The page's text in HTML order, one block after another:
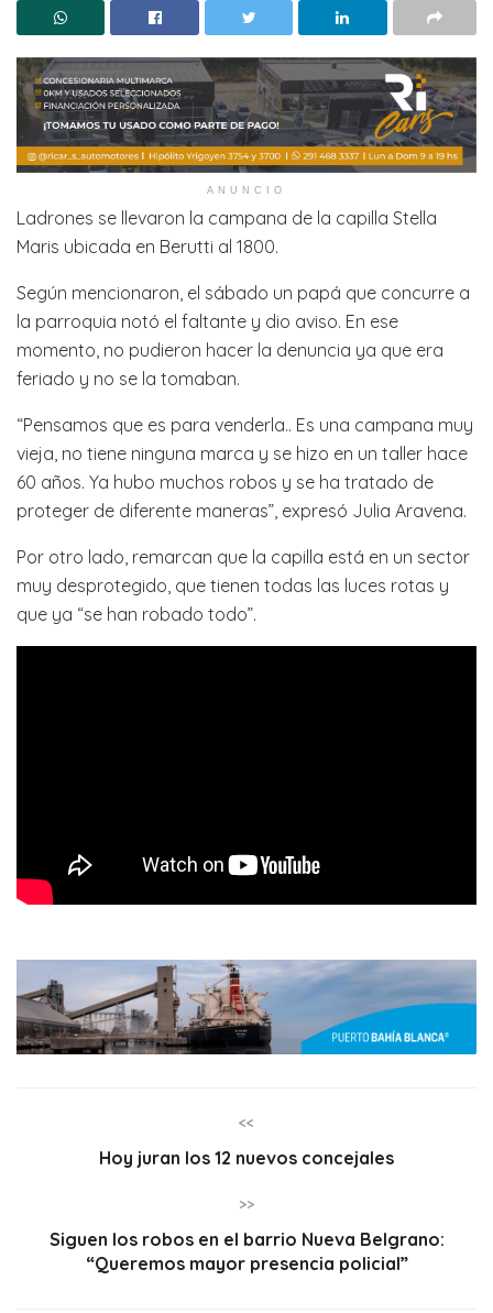
ANUNCIO
Ladrones se llevaron la campana de la capilla Stella
Maris ubicada en Berutti al 1800.
Según mencionaron, el sábado un papá que concurre a
la parroquia notó el faltante y dio aviso. En ese
momento, no pudieron hacer la denuncia ya que era
feriado y no se la tomaban.
“Pensamos que es para venderla.. Es una campana muy
vieja, no tiene ninguna marca y se hizo en un taller hace
60 años. Ya hubo muchos robos y se ha tratado de
proteger de diferente maneras”, expresó Julia Aravena.
Por otro lado, remarcan que la capilla está en un sector
muy desprotegido, que tienen todas las luces rotas y
que ya “se han robado todo”.
<<
Hoy juran los 12 nuevos concejales
>>
Siguen los robos en el barrio Nueva Belgrano:
“Queremos mayor presencia policial”